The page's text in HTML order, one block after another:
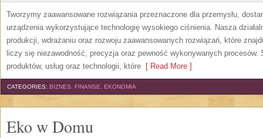
Tworzymy zaawansowane rozwiązania przeznaczone dla przemysłu,
urządzenia wykorzystujące technologię wysokiego ciśnienia. Nasza
produkcji, wdrażaniu oraz rozwoju zaawansowanych rozwiązań, które
liczy się niezawodność, precyzja oraz pewność wykonywanych procesów.
produktów, usług oraz technologii, które [ Read More ]
CATEGORIES: BIZNES, FINANSE, EKONOMIA
Eko w Domu